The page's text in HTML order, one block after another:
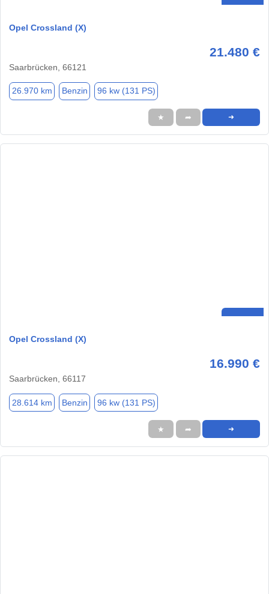
Opel Crossland (X)
21.480 €
Saarbrücken, 66121
26.970 km Benzin 96 kw (131 PS)
★ ➦ ➜
Opel Crossland (X)
16.990 €
Saarbrücken, 66117
28.614 km Benzin 96 kw (131 PS)
★ ➦ ➜